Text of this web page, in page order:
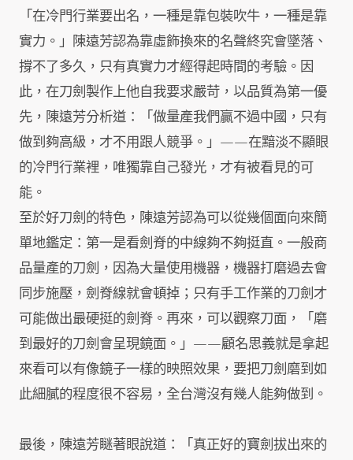
「在冷門行業要出名，一種是靠包裝吹牛，一種是靠
實力。」陳遠芳認為靠虛飾換來的名聲終究會墜落、
撐不了多久，只有真實力才經得起時間的考驗。因
此，在刀劍製作上他自我要求嚴苛，以品質為第一優
先，陳遠芳分析道：「做量產我們贏不過中國，只有
做到夠高級，才不用跟人競爭。」——在黯淡不顯眼
的冷門行業裡，唯獨靠自己發光，才有被看見的可
能。
至於好刀劍的特色，陳遠芳認為可以從幾個面向來簡
單地鑑定：第一是看劍脊的中線夠不夠挺直。一般商
品量產的刀劍，因為大量使用機器，機器打磨過去會
同步施壓，劍脊線就會頓掉；只有手工作業的刀劍才
可能做出最硬挺的劍脊。再來，可以觀察刀面，「磨
到最好的刀劍會呈現鏡面。」——顧名思義就是拿起
來看可以有像鏡子一樣的映照效果，要把刀劍磨到如
此細膩的程度很不容易，全台灣沒有幾人能夠做到。
最後，陳遠芳瞇著眼說道：「真正好的寶劍拔出來的